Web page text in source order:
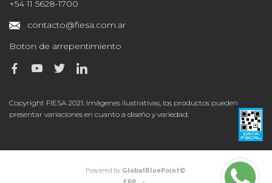
+54 11 5628-1700
contacto@fiesa.com.ar
Boton de arrepentimiento
Copyright FIESA 2021. Imágenes ilustrativas, los productos pueden
presentar variaciones en cuanto a diseño y variedad.
Powered byGlobalBluePoint©